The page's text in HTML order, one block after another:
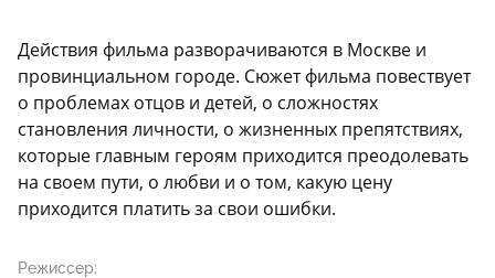
Действия фильма разворачиваются в Москве и
провинциальном городе. Сюжет фильма повествует
о проблемах отцов и детей, о сложностях
становления личности, о жизненных препятствиях,
которые главным героям приходится преодолевать
на своем пути, о любви и о том, какую цену
приходится платить за свои ошибки.
Режиссер: